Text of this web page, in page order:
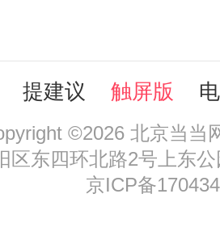
提建议 触屏版
©2026 北京当当
区东四环北路2号上东
京ICP备